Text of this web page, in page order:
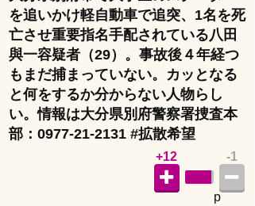
を追いかけ軽自動車で追突、1名を死
亡させ重要指名手配されている八田
與一容疑者（29）。事故後４年経つ
もまだ捕まっていない。カッとなる
と何をするか分からない人物らし
い。情報は大分県別府警察署捜査本
部：0977-21-2131 #拡散希望
-1
p
+12